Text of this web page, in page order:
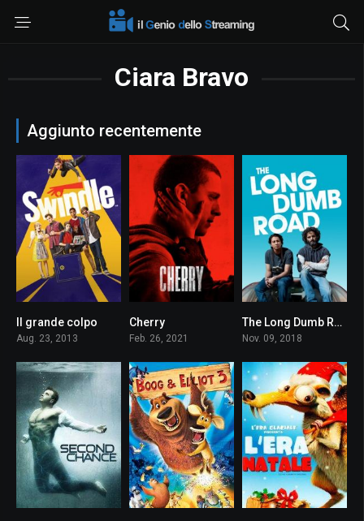
Ciara Bravo
Aggiunto recentemente
Il grande colpo
Aug. 23, 2013
Cherry
Feb. 26, 2021
6.0
The Long Dumb Road
Nov. 09, 2018